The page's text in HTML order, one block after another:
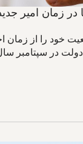
زمان امیر
کویتی تابعیت خود را از
در سپتامبر